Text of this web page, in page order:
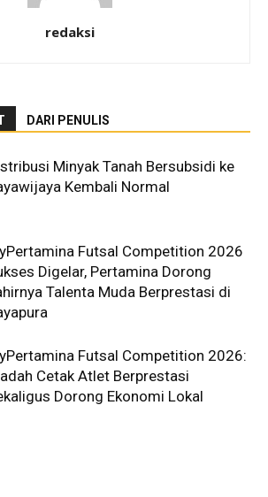
redaksi
DARI PENULIS
Minyak Tanah Bersubsidi ke
Kembali Normal
Futsal Competition 2026
Digelar, Pertamina Dorong
Talenta Muda Berprestasi di
Futsal Competition 2026:
Cetak Atlet Berprestasi
Dorong Ekonomi Lokal